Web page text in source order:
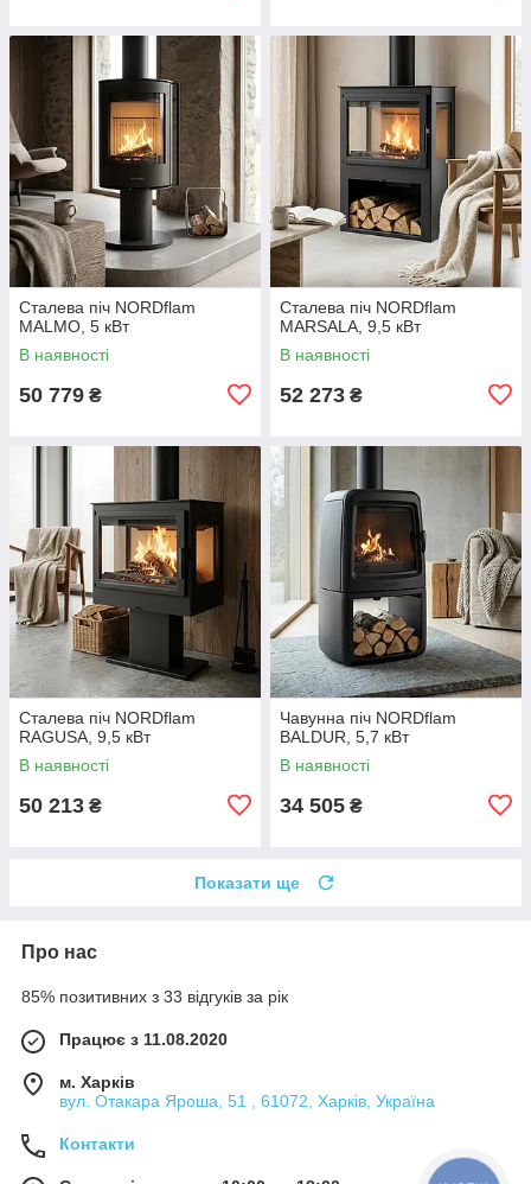
Сталева піч NORDflam
MALMO, 5 кВт
В наявності
50 779 ₴
Сталева піч NORDflam
MARSALA, 9,5 кВт
В наявності
52 273 ₴
Сталева піч NORDflam
RAGUSA, 9,5 кВт
В наявності
50 213 ₴
Чавунна піч NORDflam
BALDUR, 5,7 кВт
В наявності
34 505 ₴
Показати ще
Про нас
85% позитивних з 33 відгуків за рік
Працює з 11.08.2020
м. Харків
вул. Отакара Яроша, 51 , 61072, Харків, Україна
Контакти